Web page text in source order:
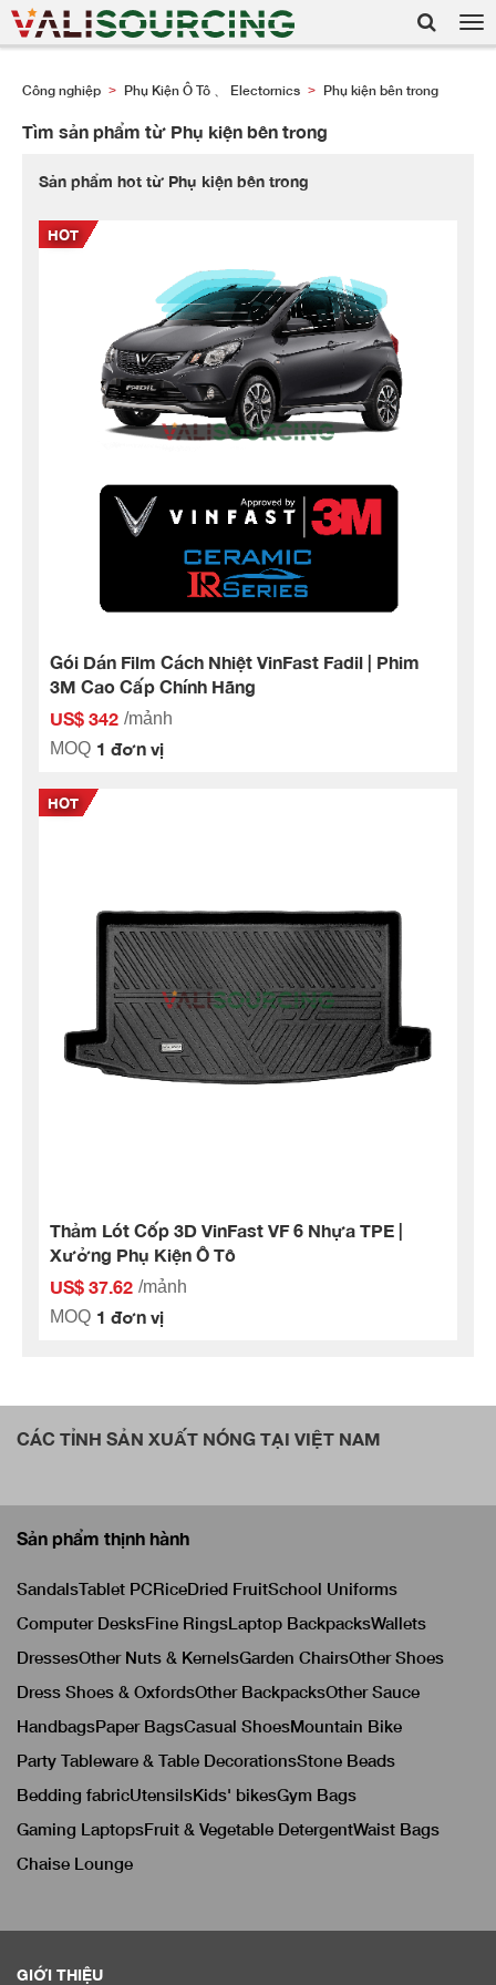
Công nghiệp > Phụ Kiện Ô Tô 、 Electornics > Phụ kiện bên trong
Tìm sản phẩm từ Phụ kiện bên trong
Sản phẩm hot từ Phụ kiện bên trong
Gói Dán Film Cách Nhiệt VinFast Fadil | Phim
3M Cao Cấp Chính Hãng
US$ 342 /mảnh
MOQ 1 đơn vị
Thảm Lót Cốp 3D VinFast VF 6 Nhựa TPE |
Xưởng Phụ Kiện Ô Tô
US$ 37.62 /mảnh
MOQ 1 đơn vị
CÁC TỈNH SẢN XUẤT NÓNG TẠI VIỆT NAM
Sản phẩm thịnh hành
SandalsTablet PCRiceDried FruitSchool Uniforms
Computer DesksFine RingsLaptop BackpacksWallets
DressesOther Nuts & KernelsGarden ChairsOther Shoes
Dress Shoes & OxfordsOther BackpacksOther Sauce
HandbagsPaper BagsCasual ShoesMountain Bike
Party Tableware & Table DecorationsStone Beads
Bedding fabricUtensilsKids' bikesGym Bags
Gaming LaptopsFruit & Vegetable DetergentWaist Bags
Chaise Lounge
GIỚI THIỆU